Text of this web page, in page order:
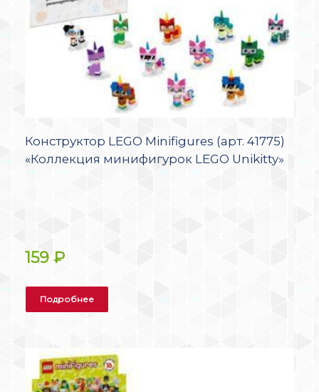
Конструктор LEGO Minifigures (арт. 41775)
«Коллекция минифигурок LEGO Unikitty»
159 ₽
Подробнее